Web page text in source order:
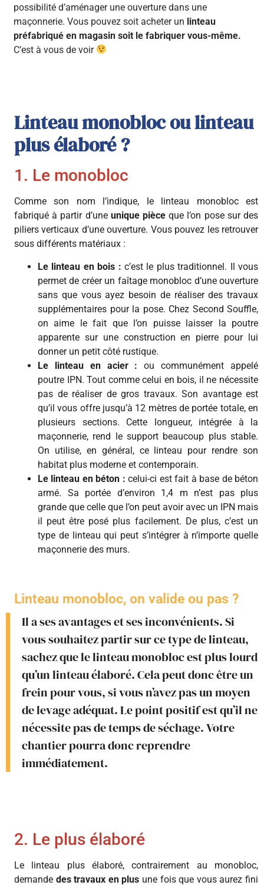
possibilité d’aménager une ouverture dans une
maçonnerie. Vous pouvez soit acheter un linteau
préfabriqué en magasin soit le fabriquer vous-même.
C’est à vous de voir
Linteau monobloc ou linteau
plus élaboré ?
1. Le monobloc
Comme son nom l’indique, le linteau monobloc est
fabriqué à partir d’une unique pièce que l’on pose sur des
piliers verticaux d’une ouverture. Vous pouvez les retrouver
sous différents matériaux :
Le linteau en bois : c’est le plus traditionnel. Il vous
permet de créer un faîtage monobloc d’une ouverture
sans que vous ayez besoin de réaliser des travaux
supplémentaires pour la pose. Chez Second Souffle,
on aime le fait que l’on puisse laisser la poutre
apparente sur une construction en pierre pour lui
donner un petit côté rustique.
Le linteau en acier : ou communément appelé
poutre IPN. Tout comme celui en bois, il ne nécessite
pas de réaliser de gros travaux. Son avantage est
qu’il vous offre jusqu’à 12 mètres de portée totale, en
plusieurs sections. Cette longueur, intégrée à la
maçonnerie, rend le support beaucoup plus stable.
On utilise, en général, ce linteau pour rendre son
habitat plus moderne et contemporain.
Le linteau en béton : celui-ci est fait à base de béton
armé. Sa portée d’environ 1,4 m n’est pas plus
grande que celle que l’on peut avoir avec un IPN mais
il peut être posé plus facilement. De plus, c’est un
type de linteau qui peut s’intégrer à n’importe quelle
maçonnerie des murs.
Linteau monobloc, on valide ou pas ?
Il a ses avantages et ses inconvénients. Si
vous souhaitez partir sur ce type de linteau,
sachez que le linteau monobloc est plus lourd
qu’un linteau élaboré. Cela peut donc être un
frein pour vous, si vous n’avez pas un moyen
de levage adéquat. Le point positif est qu’il ne
nécessite pas de temps de séchage. Votre
chantier pourra donc reprendre
immédiatement.
2. Le plus élaboré
Le linteau plus élaboré, contrairement au monobloc,
demande des travaux en plus une fois que vous aurez fini